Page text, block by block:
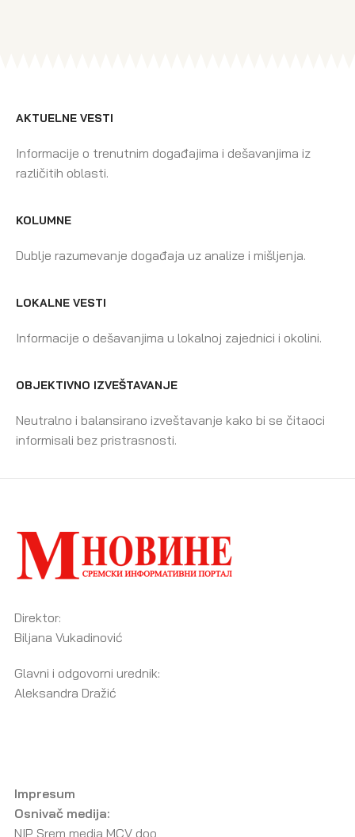
AKTUELNE VESTI
Informacije o trenutnim događajima i dešavanjima iz
različitih oblasti.
KOLUMNE
Dublje razumevanje događaja uz analize i mišljenja.
LOKALNE VESTI
Informacije o dešavanjima u lokalnoj zajednici i okolini.
OBJEKTIVNO IZVEŠTAVANJE
Neutralno i balansirano izveštavanje kako bi se čitaoci
informisali bez pristrasnosti.
Direktor:
Biljana Vukadinović
Glavni i odgovorni urednik:
Aleksandra Dražić
Impresum
Osnivač medija:
NIP Srem media MCV doo